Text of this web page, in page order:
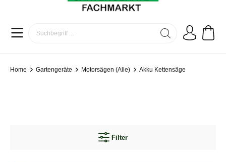
Home Gartengeräte Motorsägen (Alle) Akku Kettensäge
Filter